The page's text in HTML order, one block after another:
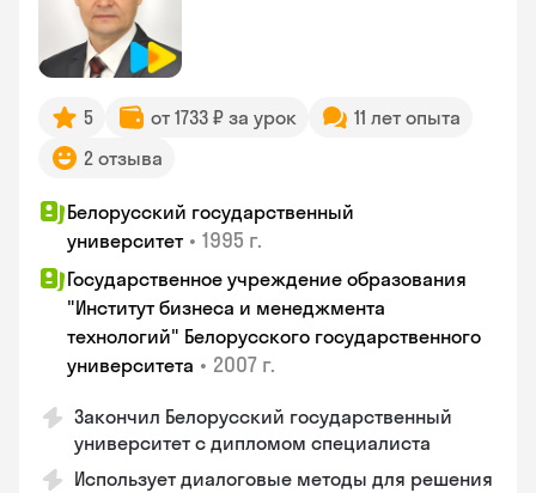
5 от 1733 ₽ за урок
11 лет опыта
2 отзыва
Белорусский государственный
университет • 1995 г.
Государственное учреждение образования
"Институт бизнеса и менеджмента
технологий" Белорусского государственного
университета • 2007 г.
Закончил Белорусский государственный
университет с дипломом специалиста
Использует диалоговые методы для решения